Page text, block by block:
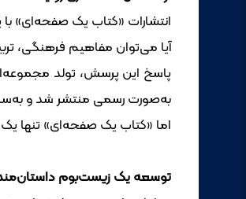
انتشارات «کتاب یک صفحه‌ای»
آیا می‌توان مفاهیم فرهنگی،
به‌صورت رسمی منتشر شد و
اما «کتاب یک صفحه‌ای» تنها
توسعه یک زیست‌بوم